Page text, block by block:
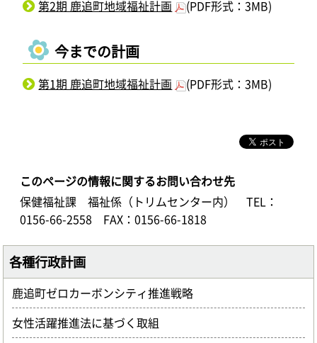
第2期 鹿追町地域福祉計画 (PDF形式：3MB)
今までの計画
第1期 鹿追町地域福祉計画 (PDF形式：3MB)
このページの情報に関するお問い合わせ先
保健福祉課 福祉係（トリムセンター内）
TEL：
0156-66-2558
FAX：0156-66-1818
各種行政計画
鹿追町ゼロカーボンシティ推進戦略
女性活躍推進法に基づく取組